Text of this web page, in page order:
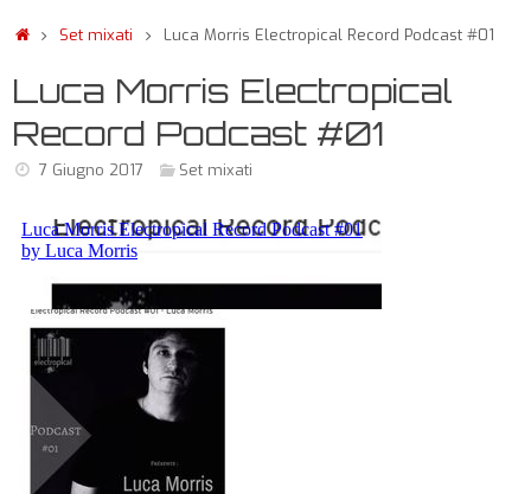
Set mixati Luca Morris Electropical Record Podcast #01
Luca Morris Electropical
Record Podcast #01
7 Giugno 2017 Set mixati